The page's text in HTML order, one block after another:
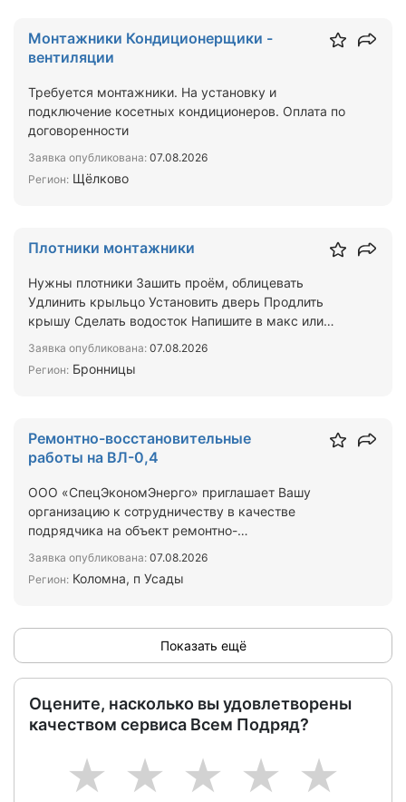
Монтажники Кондиционерщики -
вентиляции
Требуется монтажники. На установку и
подключение косетных кондиционеров. Оплата по
договоренности
Заявка опубликована: 07.08.2026
Регион: Щёлково
Плотники монтажники
Нужны плотники Зашить проём, облицевать
Удлинить крыльцо Установить дверь Продлить
крышу Сделать водосток Напишите в макс или
Заявка опубликована: 07.08.2026
Регион: Бронницы
Ремонтно-восстановительные
работы на ВЛ-0,4
ООО «СпецЭкономЭнерго» приглашает Вашу
организацию к сотрудничеству в качестве
подрядчика на объект ремонтно-
Заявка опубликована: 07.08.2026
Регион: Коломна, п Усады
Показать ещё
Оцените, насколько вы удовлетворены
качеством сервиса Всем Подряд?
5
4
3
2
1